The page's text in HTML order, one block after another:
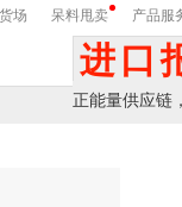
货场 呆料甩卖 产品服
进口
正能量供应链